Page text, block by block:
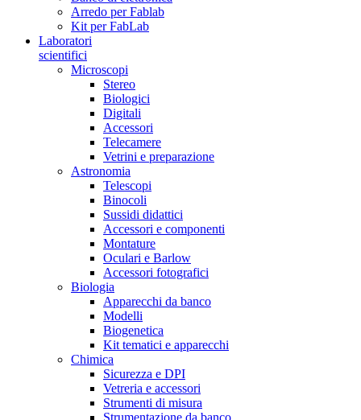
Arredo per Fablab
Kit per FabLab
Laboratori
scientifici
Microscopi
Stereo
Biologici
Digitali
Accessori
Telecamere
Vetrini e preparazione
Astronomia
Telescopi
Binocoli
Sussidi didattici
Accessori e componenti
Montature
Oculari e Barlow
Accessori fotografici
Biologia
Apparecchi da banco
Modelli
Biogenetica
Kit tematici e apparecchi
Chimica
Sicurezza e DPI
Vetreria e accessori
Strumenti di misura
Strumentazione da banco